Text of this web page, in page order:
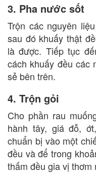
3. Pha nước sốt
Trộn các nguyên
sau đó khuấy thật
là được. Tiếp tục
cách khuấy đều các
sẻ bên trên.
4. Trộn gỏi
Cho phần rau
hành tây, giá đỗ,
chuẩn bị vào một
đều và để trong
thấm đều gia vị thơm